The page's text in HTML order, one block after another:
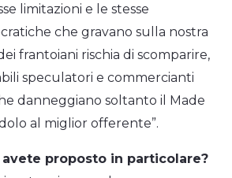
limitazioni e le stesse
che gravano sulla nostra
frantoiani rischia di scomparire,
speculatori e commercianti
danneggiano soltanto il Made
al miglior offerente”.
proposto in particolare?